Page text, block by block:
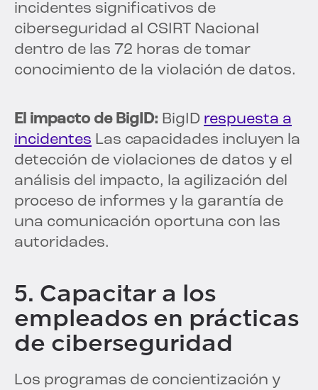
incidentes significativos de
ciberseguridad al CSIRT Nacional
dentro de las 72 horas de tomar
conocimiento de la violación de datos.
El impacto de BigID: BigID respuesta a
incidentes Las capacidades incluyen la
detección de violaciones de datos y el
análisis del impacto, la agilización del
proceso de informes y la garantía de
una comunicación oportuna con las
autoridades.
5. Capacitar a los
empleados en prácticas
de ciberseguridad
Los programas de concientización y